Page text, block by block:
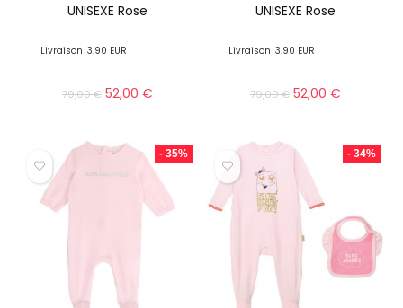
UNISEXE Rose
Livraison 3.90 EUR
79,00€ 52,00 €
UNISEXE Rose
Livraison 3.90 EUR
79,00€ 52,00 €
- 35% - 34%